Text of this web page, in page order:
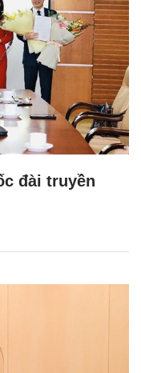
đài truyền